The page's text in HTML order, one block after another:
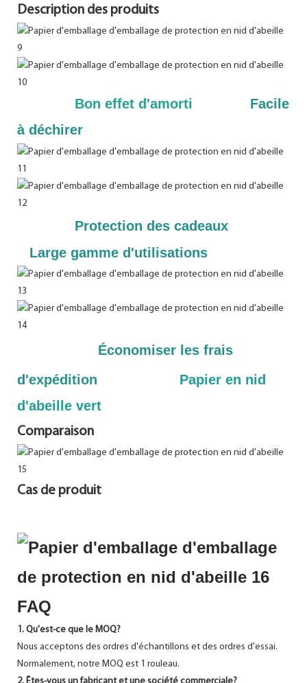
Description des produits
Bon effet d'amorti
Facile
à déchirer
Protection des cadeaux
Large gamme d'utilisations
Économiser les frais
d'expédition
Papier en nid
d'abeille vert
Comparaison
Cas de produit
FAQ
1. Qu'est-ce que le MOQ?
Nous acceptons des ordres d'échantillons et des ordres d'essai.
Normalement, notre MOQ est 1 rouleau.